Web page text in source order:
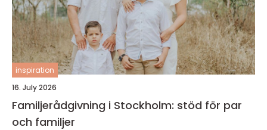
inspiration
16. July 2026
Familjerådgivning i Stockholm: stöd för par
och familjer